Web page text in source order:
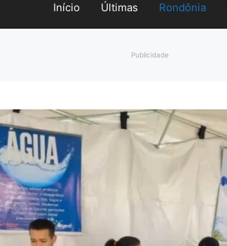
Início Últimas Rondônia
Publicidade